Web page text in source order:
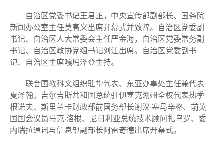
自治区党委书记王君正，中央宣传部副部长、国务院
新闻办公室主任莫高义出席开幕式并致辞。自治区党委副
书记、自治区人大常委会主任严金海，自治区党委常务副
书记、自治区政协党组书记刘江出席。自治区党委副书
记、自治区主席嘎玛泽登主持。
联合国教科文组织驻华代表、东亚办事处主任兼代表
夏泽翰，吉尔吉斯共和国总统驻伊塞克湖州全权代表热季
根诺夫、斯里兰卡财政部前国务部长谢汉·塞马辛格、前英
国国会议员马克·洛根、尼日利亚总统技术顾问扎乌罗、委
内瑞拉通讯与信息部副部长阿雷奇德出席开幕式。